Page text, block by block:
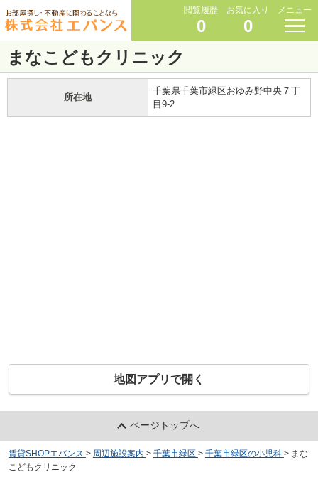
閲覧履歴
0
お気に入り
0
メニュー
まなこどもクリニック
所在地
千葉県千葉市緑区おゆみ野中央７丁
目9-2
地図アプリで開く
ページトップへ
賃貸SHOPエバンス > 周辺施設案内 > 千葉市緑区 > 千葉市緑区の小児科 > まな
こどもクリニック